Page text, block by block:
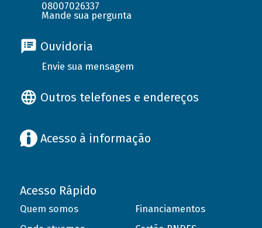
08007026337
Mande sua pergunta
Ouvidoria
Envie sua mensagem
Outros telefones e endereços
Acesso à informação
Acesso Rápido
Quem somos
Financiamentos